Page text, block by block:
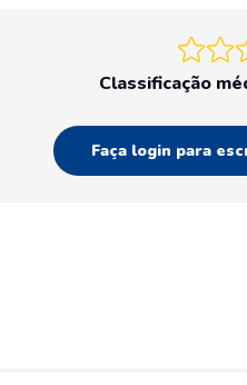
Classificação
Faça login para